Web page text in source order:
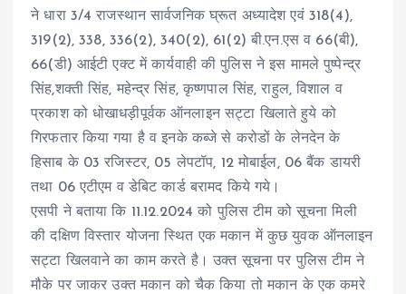
ने धारा 3/4 राजस्थान सार्वजनिक घ्रूत अध्यादेश एवं 318(4),
319(2), 338, 336(2), 340(2), 61(2) बी.एन.एस व 66(बी),
66(डी) आईटी एक्ट में कार्यवाही की पुलिस ने इस मामले पुष्पेन्द्र
सिंह,शक्ती सिंह, महेन्द्र सिंह, कृष्णपाल सिंह, राहुल, विशाल व
प्रकाश को धोखाधड़ीपूर्वक ऑनलाइन सट्टा खिलाते हुये को
गिरफतार किया गया है व इनके कब्जे से करोडों के लेनदेन के
हिसाब के 03 रजिस्टर, 05 लेपटॉप, 12 मोबाईल, 06 बैंक डायरी
तथा 06 एटीएम व डेबिट कार्ड बरामद किये गये।
एसपी ने बताया कि 11.12.2024 को पुलिस टीम को सूचना मिली
की दक्षिण विस्तार योजना स्थित एक मकान में कुछ युवक ऑनलाइन
सट्टा खिलवाने का काम करते है। उक्त सूचना पर पुलिस टीम ने
मौके पर जाकर उक्त मकान को चैक किया तो मकान के एक कमरे